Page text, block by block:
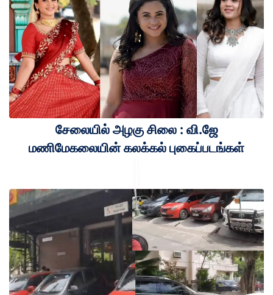
சேலையில் அழகு சிலை : வி.ஜே
மணிமேகலையின் கலக்கல் புகைப்படங்கள்